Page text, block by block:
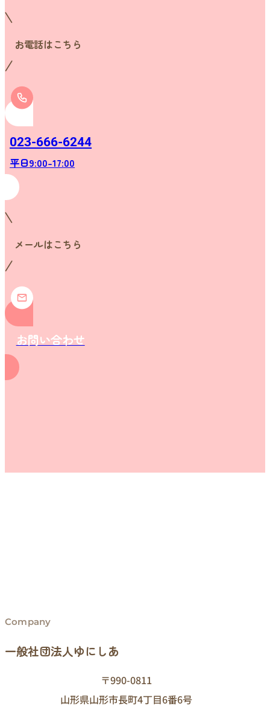
お電話はこちら
023-666-6244
平日9:00-17:00
メールはこちら
お問い合わせ
Company
一般社団法人ゆにしあ
〒990-0811
山形県山形市長町4丁目6番6号